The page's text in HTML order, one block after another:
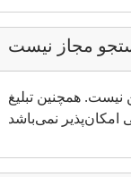
مجاز نیست
همچنین تبلیغ